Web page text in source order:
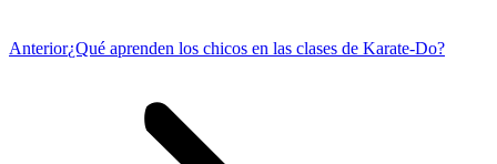
AnteriorPublicación
¿Qué aprenden los chicos en las clases de Karate-Do?